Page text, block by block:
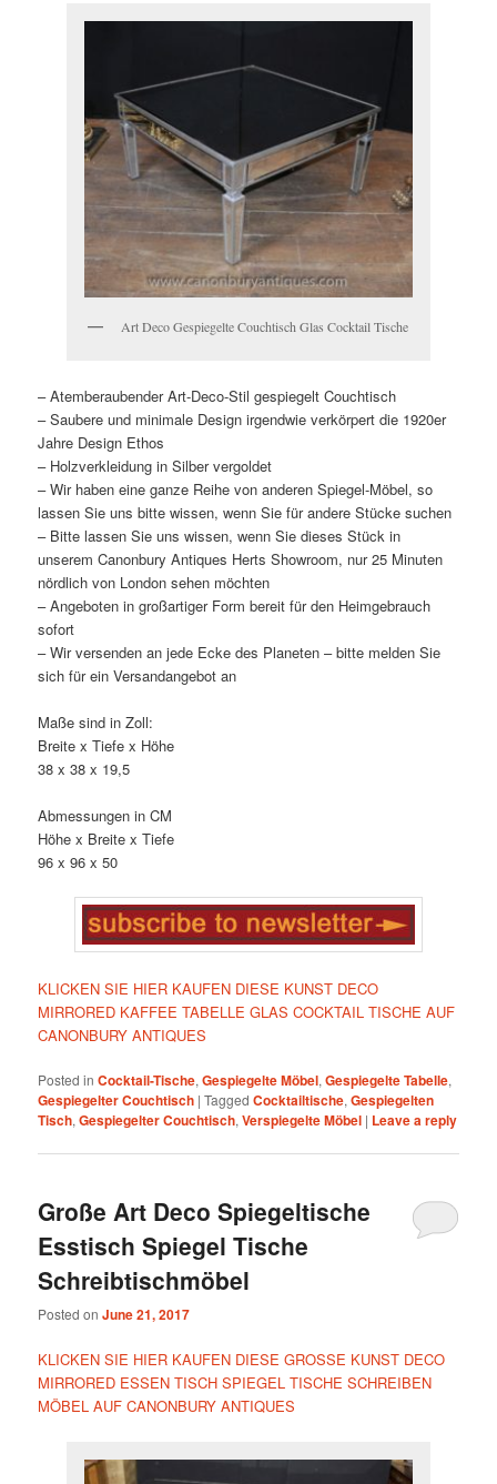
Art Deco Gespiegelte Couchtisch Glas Cocktail Tische
– Atemberaubender Art-Deco-Stil gespiegelt Couchtisch
– Saubere und minimale Design irgendwie verkörpert die 1920er
Jahre Design Ethos
– Holzverkleidung in Silber vergoldet
– Wir haben eine ganze Reihe von anderen Spiegel-Möbel, so
lassen Sie uns bitte wissen, wenn Sie für andere Stücke suchen
– Bitte lassen Sie uns wissen, wenn Sie dieses Stück in
unserem Canonbury Antiques Herts Showroom, nur 25 Minuten
nördlich von London sehen möchten
– Angeboten in großartiger Form bereit für den Heimgebrauch
sofort
– Wir versenden an jede Ecke des Planeten – bitte melden Sie
sich für ein Versandangebot an
Maße sind in Zoll:
Breite x Tiefe x Höhe
38 x 38 x 19,5
Abmessungen in CM
Höhe x Breite x Tiefe
96 x 96 x 50
KLICKEN SIE HIER KAUFEN DIESE KUNST DECO
MIRRORED KAFFEE TABELLE GLAS COCKTAIL TISCHE AUF
CANONBURY ANTIQUES
Posted in Cocktail-Tische,Gespiegelte Möbel,Gespiegelte Tabelle,
Gespiegelter Couchtisch |Tagged Cocktailtische,Gespiegelten
Tisch,Gespiegelter Couchtisch,Verspiegelte Möbel | Leave a reply
Große Art Deco Spiegeltische
Esstisch Spiegel Tische
Schreibtischmöbel
Posted onJune 21, 2017
KLICKEN SIE HIER KAUFEN DIESE GROSSE KUNST DECO
MIRRORED ESSEN TISCH SPIEGEL TISCHE SCHREIBEN
MÖBEL AUF CANONBURY ANTIQUES